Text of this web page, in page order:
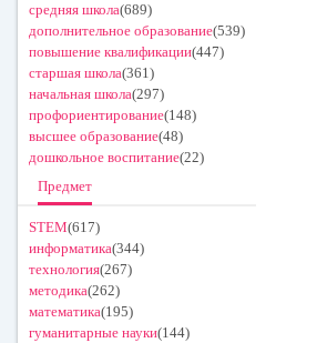
средняя школа(689)
дополнительное образование(539)
повышение квалификации(447)
старшая школа(361)
начальная школа(297)
профориентирование(148)
высшее образование(48)
дошкольное воспитание(22)
Предмет
STEM(617)
информатика(344)
технология(267)
методика(262)
математика(195)
гуманитарные науки(144)